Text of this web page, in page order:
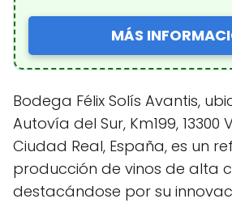
MÁS
Bodega Félix Solís Avantis,
Autovía del Sur, Km199, 13300
Ciudad Real, España, es un
producción de vinos de alta
destacándose por su